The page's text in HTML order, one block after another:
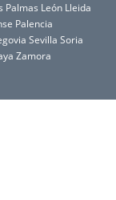
Palmas León Lleida
Palencia
Sevilla Soria
Zamora